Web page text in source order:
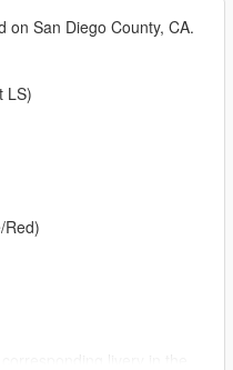
on San Diego County, CA.
LS)
Red)